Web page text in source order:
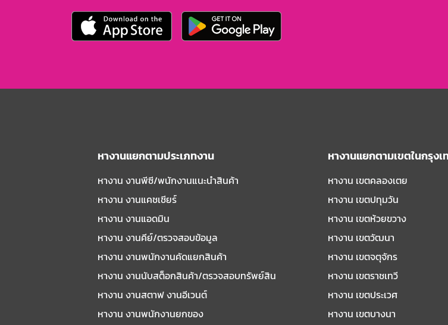
หางานแยกตามประเภทงาน
หางาน งานพีซี/พนักงานแนะนําสินค้า
หางาน งานแคชเชียร์
หางาน งานแอดมิน
หางาน งานคีย์/ตรวจสอบข้อมูล
หางาน งานพนักงานคัดแยกสินค้า
หางาน งานนับสต็อกสินค้า/ตรวจสอบทรัพย์สิน
หางาน งานสตาฟ งานอีเวนต์
หางาน งานพนักงานยกของ
หางานแยกตามเขตในกรุง
หางาน เขตคลองเตย
หางาน เขตปทุมวัน
หางาน เขตห้วยขวาง
หางาน เขตวัฒนา
หางาน เขตจตุจักร
หางาน เขตราชเทวี
หางาน เขตประเวศ
หางาน เขตบางนา